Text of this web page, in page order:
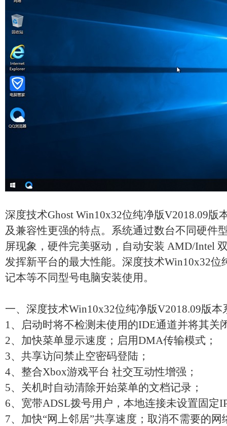
深度技术Ghost Win10x32位纯净版V2018.09版
及兼容性更强的特点。系统通过数台不同硬件
屏现象，硬件完美驱动，自动安装 AMD/Intel
发挥新平台的最大性能。深度技术Win10x32位
记本等不同型号电脑安装使用。
一、深度技术Win10x32位纯净版V2018.09版本
1、启动时将不检测未使用的IDE通道并将其关
2、加快菜单显示速度；启用DMA传输模式；
3、共享访问禁止空密码登陆；
4、整合Xbox游戏平台 社交互动性增强；
5、关机时自动清除开始菜单的文档记录；
6、宽带ADSL拨号用户，本地连接未设置固定
7、加快“网上邻居”共享速度；取消不需要的网